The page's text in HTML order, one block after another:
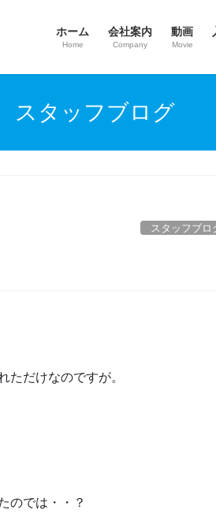
ホーム
Home
会社案内
Company
動画
Movie
スタッフブログ
スタッフブロ
ただけなのですが。
のでは・・？